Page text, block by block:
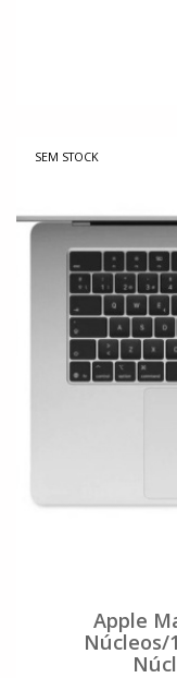
SEM STOCK
Apple
Núcleos/